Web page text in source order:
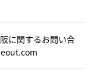
に関するお問い合